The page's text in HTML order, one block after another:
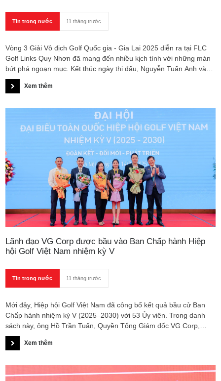
Tin trong nước 11 tháng trước
Vòng 3 Giải Vô địch Golf Quốc gia - Gia Lai 2025 diễn ra tại FLC
Golf Links Quy Nhơn đã mang đến nhiều kịch tính với những màn
bứt phá ngoạn mục. Kết thúc ngày thi đấu, Nguyễn Tuấn Anh và
Lê Chúc An lần lượt vươn lên dẫn đầu bảng Nam và Nữ, tạo nên
bước ngoặt đáng chú ý trước vòng Chung kết.
Xem thêm
Lãnh đạo VG Corp được bầu vào Ban Chấp hành Hiệp
hội Golf Việt Nam nhiệm kỳ V
Tin trong nước 11 tháng trước
Mới đây, Hiệp hội Golf Việt Nam đã công bố kết quả bầu cử Ban
Chấp hành nhiệm kỳ V (2025–2030) với 53 Ủy viên. Trong danh
sách này, ông Hồ Trần Tuấn, Quyền Tổng Giám đốc VG Corp,
chính thức trở thành một trong những thành viên Ban Chấp hành.
Xem thêm